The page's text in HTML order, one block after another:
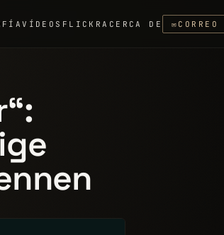
VÍDEOS FLICKR ACERCA DE ✉ CORREO